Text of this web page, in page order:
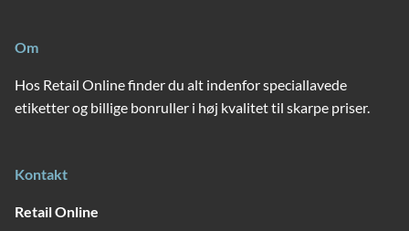
Om
Hos Retail Online finder du alt indenfor speciallavede
etiketter og billige bonruller i høj kvalitet til skarpe priser.
Kontakt
Retail Online